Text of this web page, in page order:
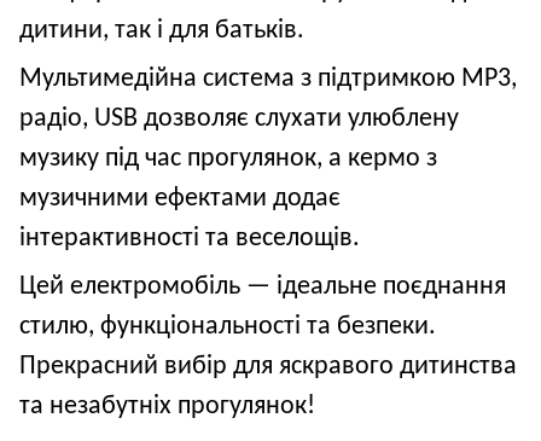
дитини, так і для батьків.
Мультимедійна система з підтримкою MP3,
радіо, USB дозволяє слухати улюблену
музику під час прогулянок, а кермо з
музичними ефектами додає
інтерактивності та веселощів.
Цей електромобіль — ідеальне поєднання
стилю, функціональності та безпеки.
Прекрасний вибір для яскравого дитинства
та незабутніх прогулянок!